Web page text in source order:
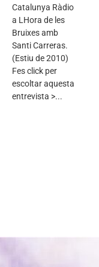
Catalunya Ràdio
a LHora de les
Bruixes amb
Santi Carreras.
(Estiu de 2010)
Fes click per
escoltar aquesta
entrevista >...